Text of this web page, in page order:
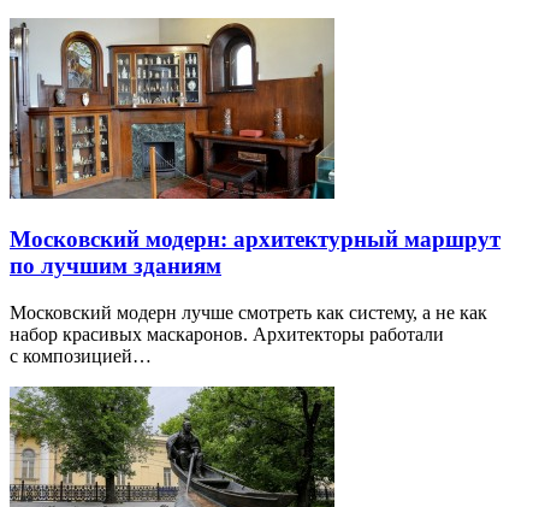
Московский модерн: архитектурный маршрут
по лучшим зданиям
Московский модерн лучше смотреть как систему, а не как
набор красивых маскаронов. Архитекторы работали
с композицией…